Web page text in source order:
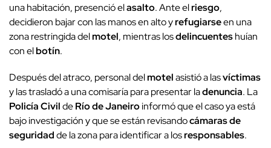
una habitación, presenció elasalto. Ante elriesgo,
decidieron bajar con las manos en alto yrefugiarseen una
zona restringida delmotel, mientras losdelincuenteshuían
con elbotín.
Después del atraco, personal delmotelasistió a lasvíctimas
y las trasladó a una comisaría para presentar ladenuncia. La
Policía CivildeRío de Janeiroinformó que el caso ya está
bajo investigación y que se están revisandocámaras de
seguridadde la zona para identificar a losresponsables.